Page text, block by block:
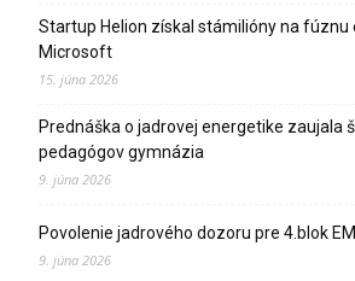
Startup Helion získal stámilióny na fúznu
Microsoft
15. júna 2026
Prednáška o jadrovej energetike zaujala
pedagógov gymnázia
9. júna 2026
Povolenie jadrového dozoru pre 4.blok
9. júna 2026